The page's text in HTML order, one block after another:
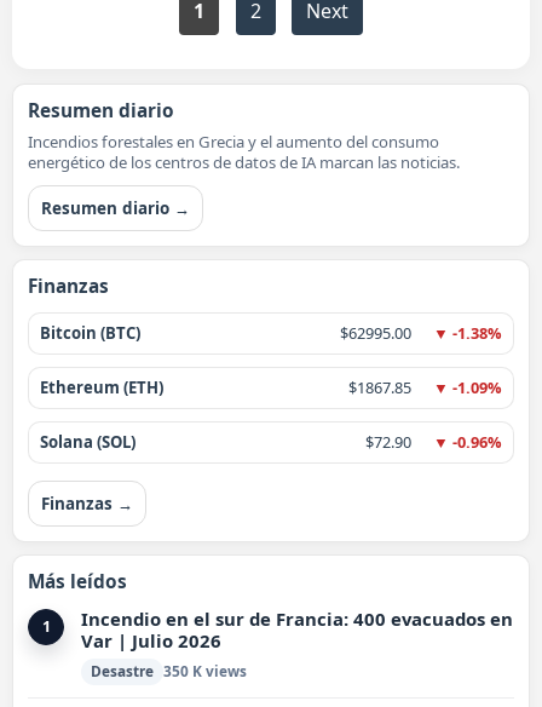
1 2 Next
Resumen diario
Incendios forestales en Grecia y el aumento del consumo
energético de los centros de datos de IA marcan las noticias.
Resumen diario →
Finanzas
Bitcoin (BTC) $62995.00 ▼ -1.38%
Ethereum (ETH) $1867.85 ▼ -1.09%
Solana (SOL) $72.90 ▼ -0.96%
Finanzas →
Más leídos
1
Incendio en el sur de Francia: 400 evacuados en
Var | Julio 2026
Desastre 350 K views